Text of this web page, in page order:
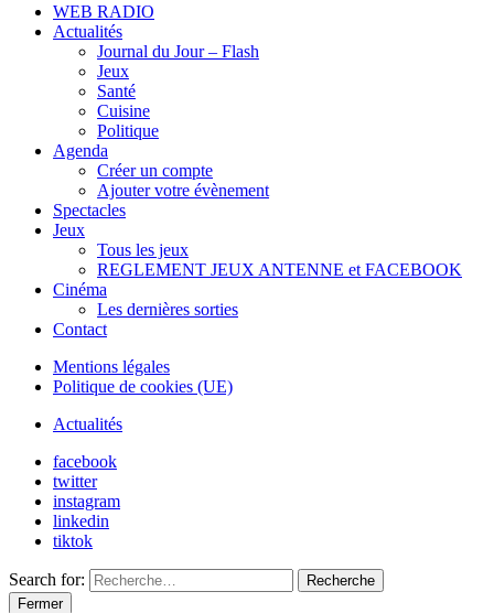
WEB RADIO
Actualités
Journal du Jour – Flash
Jeux
Santé
Cuisine
Politique
Agenda
Créer un compte
Ajouter votre évènement
Spectacles
Jeux
Tous les jeux
REGLEMENT JEUX ANTENNE et FACEBOOK
Cinéma
Les dernières sorties
Contact
Mentions légales
Politique de cookies (UE)
Actualités
facebook
twitter
instagram
linkedin
tiktok
Search for:
Recherche
Fermer